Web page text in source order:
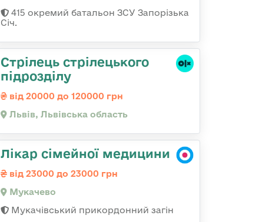
415 окремий батальон ЗСУ Запорізька
Січ.
Стрілець стрілецького
підрозділу
від 20000 до 120000 грн
Львів, Львівська область
Лікар сімейної медицини
від 23000 до 23000 грн
Мукачево
Мукачівський прикордонний загін